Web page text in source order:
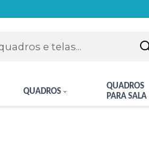
QUADROS
QUADROS
PARA SALA